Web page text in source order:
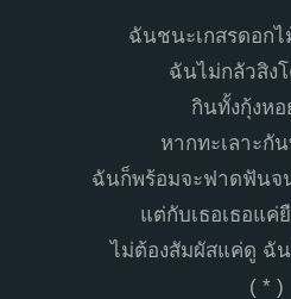
ฉันชนะเกสรดอก
ฉันไม่กลัวสิง
กินทั้งกุ้งหอ
หากทะเลาะกั
ฉันก็พร้อมจะฟาดฟันจ
แต่กับเธอเธอแค่
ไม่ต้องสัมผัสแค่ดู ฉั
( * )